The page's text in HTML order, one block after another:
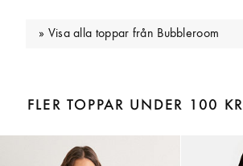
Visa alla toppar från Bubbleroom
FLER TOPPAR UNDER 100 KR